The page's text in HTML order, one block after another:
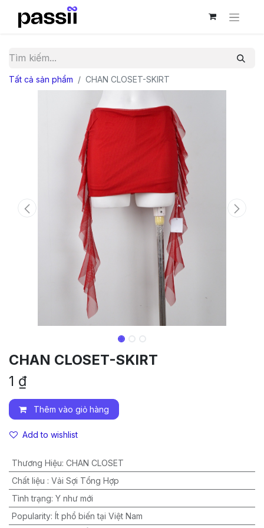
Tất cả sản phẩm CHAN CLOSET-SKIRT
CHAN CLOSET-SKIRT
1 ₫
Thêm vào giỏ hàng
Add to wishlist
Thương Hiệu: CHAN CLOSET
Chất liệu : Vải Sợi Tổng Hợp
Tình trạng: Y như mới
Popularity: Ít phổ biến tại Việt Nam